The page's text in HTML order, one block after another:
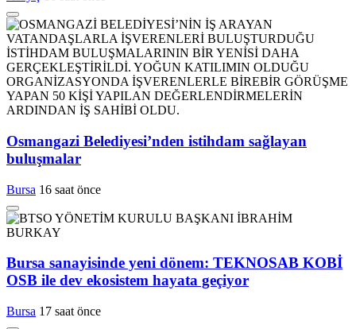
Osmangazi Belediyesi’nden istihdam sağlayan
buluşmalar
Bursa 16 saat önce
Bursa sanayisinde yeni dönem: TEKNOSAB KOBİ
OSB ile dev ekosistem hayata geçiyor
Bursa 17 saat önce